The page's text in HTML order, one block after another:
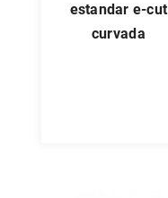
estandar e-cut
curvada